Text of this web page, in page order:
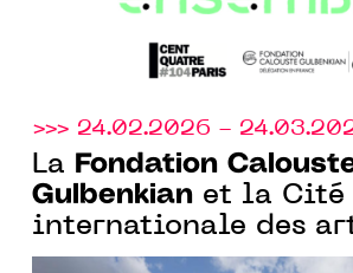
>>> 24.02.2026 -
La
Fondation
Gulbenkian et la Cité
internationale des
annoncent la 4e